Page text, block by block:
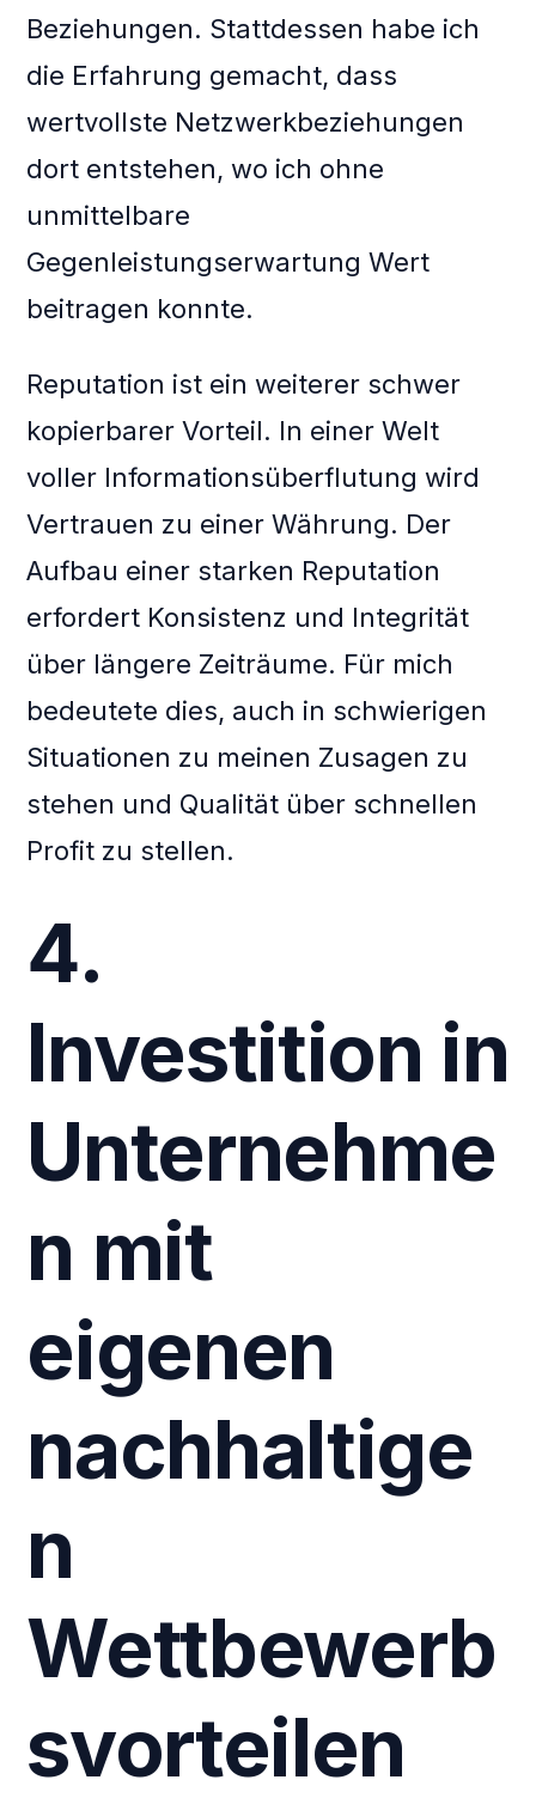
Beziehungen. Stattdessen habe ich
die Erfahrung gemacht, dass
wertvollste Netzwerkbeziehungen
dort entstehen, wo ich ohne
unmittelbare
Gegenleistungserwartung Wert
beitragen konnte.
Reputation ist ein weiterer schwer
kopierbarer Vorteil. In einer Welt
voller Informationsüberflutung wird
Vertrauen zu einer Währung. Der
Aufbau einer starken Reputation
erfordert Konsistenz und Integrität
über längere Zeiträume. Für mich
bedeutete dies, auch in schwierigen
Situationen zu meinen Zusagen zu
stehen und Qualität über schnellen
Profit zu stellen.
4.
Investition in
Unternehme
n mit
eigenen
nachhaltige
n
Wettbewerb
svorteilen